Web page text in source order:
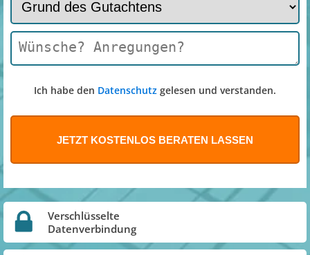
Ich habe den Datenschutz gelesen und verstanden.
Verschlüsselte
Datenverbindung